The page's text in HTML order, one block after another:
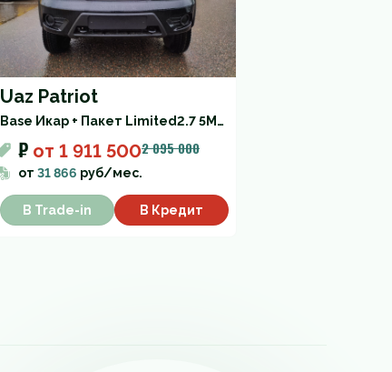
Uaz Patriot
Base Икар + Пакет Limited 2.7 5МТ (150 л.с.)
₽ от 1 911 5002 095 000
от 31 866 руб/мес.
В Trade-in В Кредит